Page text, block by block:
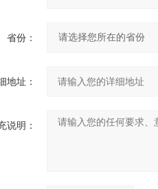
省份：
地址：
说明：